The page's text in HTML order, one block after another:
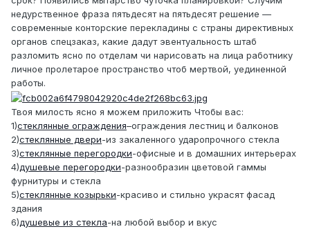
недурственное фраза пятьдесят на пятьдесят решение —
современные конторские перекладины с страны директивных
органов спецзаказ, какие дадут эвентуальность штаб
разломить ясно по отделам чи нарисовать на лица работнику
личное пролетарое пространство чтоб мертвой, уединенной
работы.
Твоя милость ясно я можем приложить Чтобы вас:
1)стеклянные ограждения–ограждения лестниц и балконов
2)стеклянные двери-из закаленного ударопрочного стекла
3)cтеклянные перегородки-офисные и в домашних интерьерах
4)душевые перегородки-разнообразин цветовой гаммы
фурнитуры и стекла
5)стеклянные козырьки-красиво и стильно украсят фасад
здания
6)душевые из стекла-на любой выбор и вкус